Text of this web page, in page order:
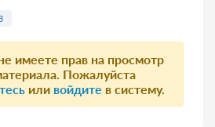
имеете прав на просмотр
Пожалуйста
или войдите в систему.